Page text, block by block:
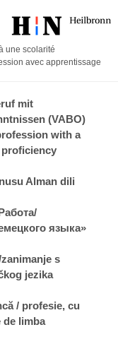
une scolarité
avec apprentissage
mit
(VABO)
with a
Alman dili
языка»
s
jezika
/ profesie, cu
de limba